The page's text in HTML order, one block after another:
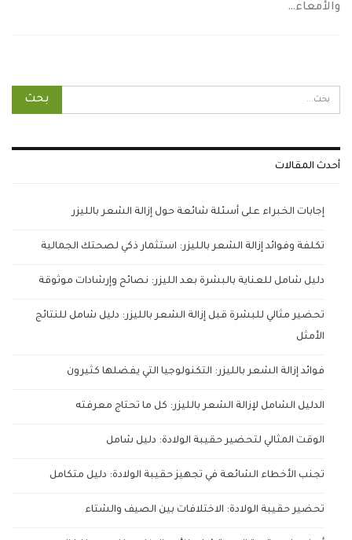
والأمعاء…
أحدث المقالات
إجابات الخبراء على أسئلة شائعة حول إزالة الشعر بالليزر
تكلفة وفوائد إزالة الشعر بالليزر: استثمار ذكي لصحتك الجمالية
دليل شامل للعناية بالبشرة بعد الليزر: نصائح وإرشادات موثوقة
تحضير مثالي للبشرة قبل إزالة الشعر بالليزر: دليل شامل للنتائج
الأمثل
فوائد إزالة الشعر بالليزر: التكنولوجيا التي يفضلها كثيرون
الدليل الشامل لإزالة الشعر بالليزر: كل ما تحتاج معرفته
الوقت المثالي لتحضير حقيبة الولادة: دليل شامل
تجنب الأخطاء الشائعة في تجهيز حقيبة الولادة: دليل متكامل
تحضير حقيبة الولادة: الاختلافات بين الصيف والشتاء